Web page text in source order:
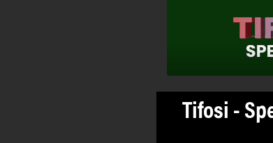
Tifosi -